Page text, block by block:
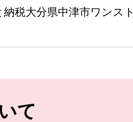
税大分県中津市ワンスト
て